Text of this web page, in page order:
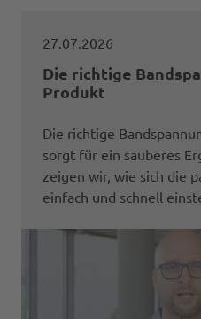
27.07.2026
Die richtige
Produkt
Die richtige
sorgt für ein sauberes
zeigen wir, wie sich die
einfach und schnell